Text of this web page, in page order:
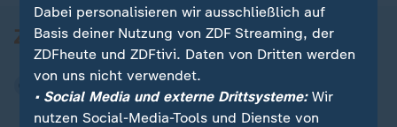
Dabei personalisieren wir ausschließlich auf
Basis deiner Nutzung von ZDF Streaming, der
ZDFheute und ZDFtivi. Daten von Dritten werden
von uns nicht verwendet.
• Social Media und externe Drittsysteme:Wir
nutzen Social-Media-Tools und Dienste von